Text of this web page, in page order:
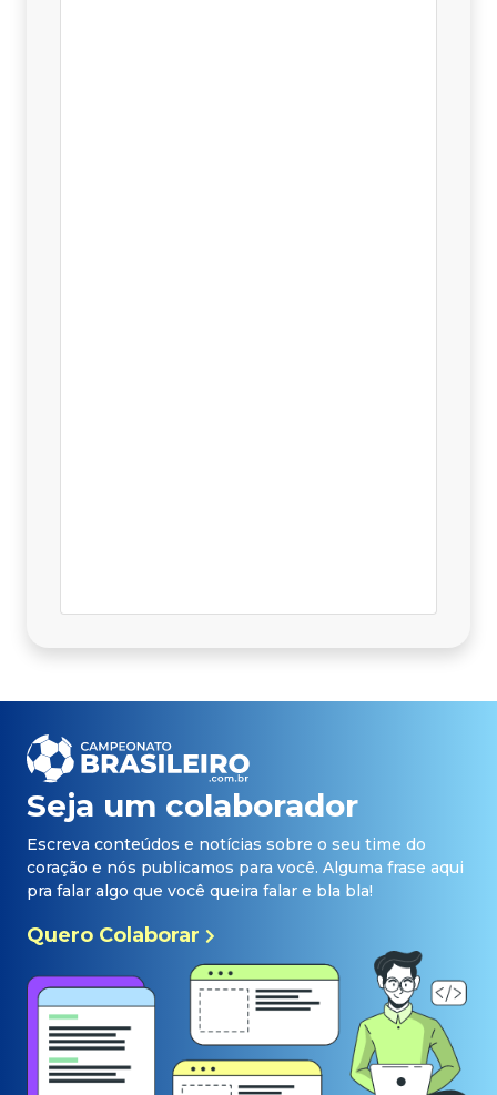
Seja um colaborador
Escreva conteúdos e notícias sobre o seu time do
coração e nós publicamos para você. Alguma frase aqui
pra falar algo que você queira falar e bla bla!
Quero Colaborar